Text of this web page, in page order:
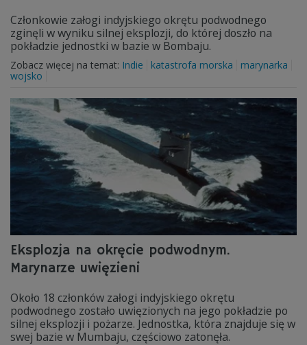
Członkowie załogi indyjskiego okrętu podwodnego
zginęli w wyniku silnej eksplozji, do której doszło na
pokładzie jednostki w bazie w Bombaju.
Zobacz więcej na temat: Indie katastrofa morska
marynarka
wojsko
Eksplozja na okręcie podwodnym.
Marynarze uwięzieni
Około 18 członków załogi indyjskiego okrętu
podwodnego zostało uwięzionych na jego pokładzie po
silnej eksplozji i pożarze. Jednostka, która znajduje się w
swej bazie w Mumbaju, częściowo zatonęła.